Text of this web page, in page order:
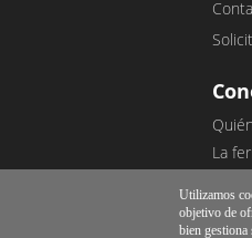
La
Utilizamos
objetivo de
bien gestiona